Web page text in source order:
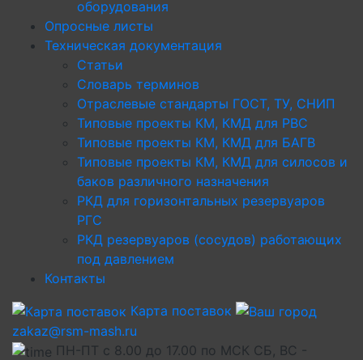
оборудования
Опросные листы
Техническая документация
Статьи
Словарь терминов
Отраслевые стандарты ГОСТ, ТУ, СНИП
Типовые проекты КМ, КМД для РВС
Типовые проекты КМ, КМД для БАГВ
Типовые проекты КМ, КМД для силосов и
баков различного назначения
РКД для горизонтальных резервуаров
РГС
РКД резервуаров (сосудов) работающих
под давлением
Контакты
Карта поставок
zakaz@rsm-mash.ru
ПН-ПТ с 8.00 до 17.00 по МСК СБ, ВС -